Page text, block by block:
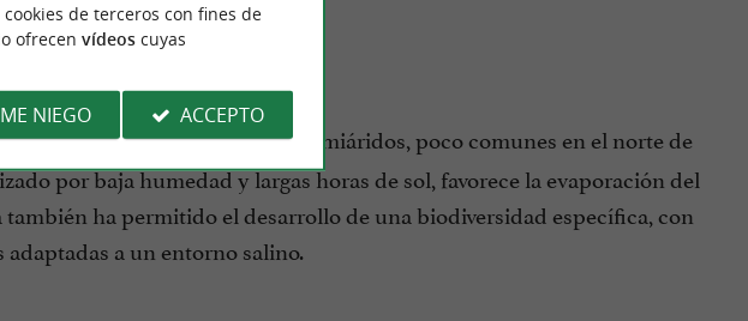
un valle rodeado de paisajes semiáridos, poco comunes en el norte de
por baja humedad y largas horas de sol, favorece la evaporación del
ha permitido el desarrollo de una biodiversidad específica, con
adaptadas a un entorno salino.
de terceros con fines de
ofrecen vídeoscuyas
ME NIEGO ACCEPTO